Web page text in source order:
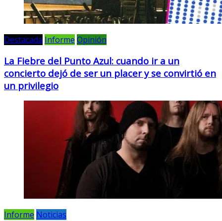
Destacada Informe Opinión
La Fiebre del Punto Azul: cuando ir a un
concierto dejó de ser un placer y se convirtió en
un privilegio
Informe Noticias